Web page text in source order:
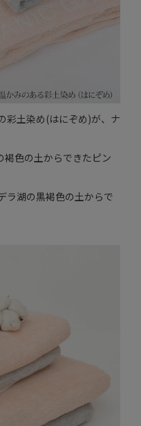
彩土染め(はにぞめ)が、ナ
褐色の土からできたピン
ラ湖の黒褐色の土からで